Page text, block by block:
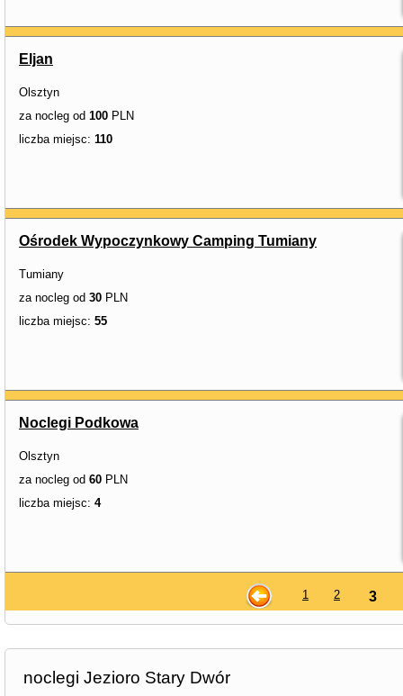
Eljan
Olsztyn
za nocleg od 100 PLN
liczba miejsc: 110
Ośrodek Wypoczynkowy Camping Tumiany
Tumiany
za nocleg od 30 PLN
liczba miejsc: 55
Noclegi Podkowa
Olsztyn
za nocleg od 60 PLN
liczba miejsc: 4
1 2 3
noclegi Jezioro Stary Dwór